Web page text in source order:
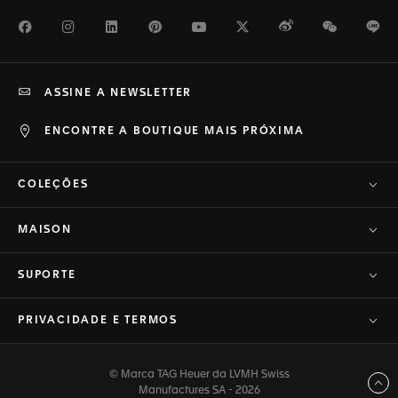
FacebookInstagramLinkedInPinterestYoutubeTwitterWeiboWeChat
ENCONTRE A BOUTIQUE MAIS PRÓXIMA
ASSINE A NEWSLETTER
COLEÇÕES
MAISON
SUPORTE
PRIVACIDADE E TERMOS
© Marca TAG Heuer da LVMH Swiss
Manufactures SA - 2026
Voltar ao topo